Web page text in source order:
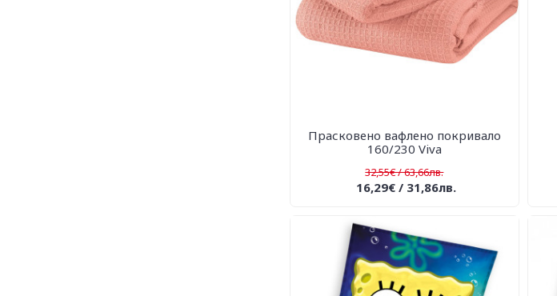
Прасковено вафлено покривало
160/230 Viva
32,55€ / 63,66лв.
16,29€ / 31,86лв.